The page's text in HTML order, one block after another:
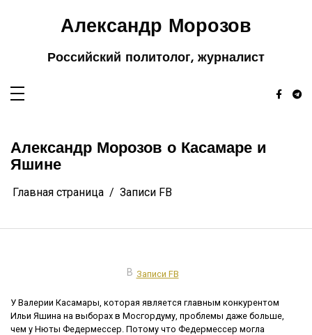
содержимомуАлександр Морозов
Российский политолог, журналист
Александр Морозов о Касамаре и
Яшине
Главная страница Записи FB
В Записи FB
У Валерии Касамары, которая является главным конкурентом
Ильи Яшина на выборах в Мосгордуму, проблемы даже больше,
чем у Нюты Федермессер. Потому что Федермессер могла